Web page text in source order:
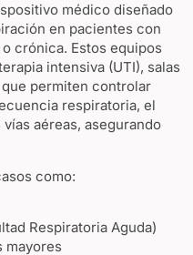
médico diseñado
en pacientes con
crónica. Estos equipos
intensiva (UTI), salas
permiten controlar
respiratoria, el
aéreas, asegurando
como:
Respiratoria Aguda)
mayores